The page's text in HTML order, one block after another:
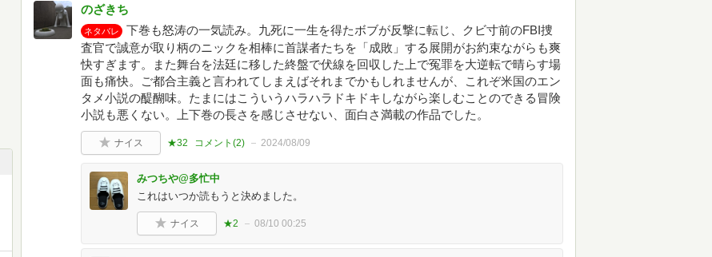
のざきち
ネタバレ
下巻も怒涛の一気読み。九死に一生を得たボブが反撃に転じ、クビ寸前のFBI捜
査官で誠意が取り柄のニックを相棒に首謀者たちを「成敗」する展開がお約束ながらも爽
快すぎます。また舞台を法廷に移した終盤で伏線を回収した上で冤罪を大逆転で晴らす場
面も痛快。ご都合主義と言われてしまえばそれまでかもしれませんが、これぞ米国のエン
タメ小説の醍醐味。たまにはこういうハラハラドキドキしながら楽しむことのできる冒険
小説も悪くない。上下巻の長さを感じさせない、面白さ満載の作品でした。
ナイス ★32 コメント(2) 2024/08/09
みつちや@多忙中
これはいつか読もうと決めました。
ナイス ★2 08/10 00:25